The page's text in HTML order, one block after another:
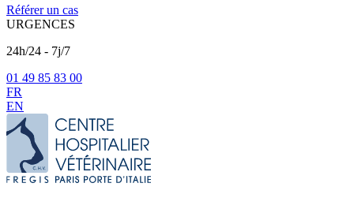
Référer un cas
URGENCES
24h/24 - 7j/7
01 49 85 83 00
FR
EN